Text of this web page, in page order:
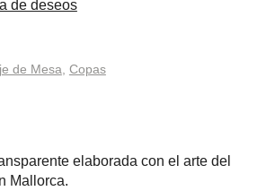
de deseos
de Mesa Copas
elaborada con el arte del
Mallorca.